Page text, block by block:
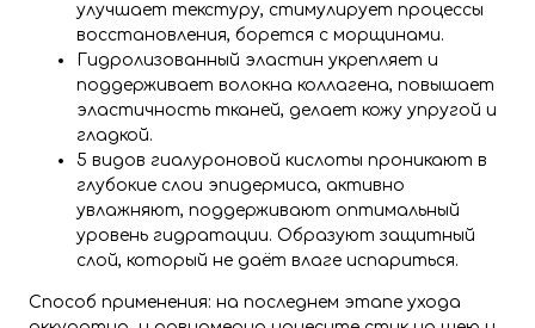
улучшает текстуру, стимулирует процессы
восстановления, борется с морщинами.
Гидролизованный эластин укрепляет и
поддерживает волокна коллагена, повышает
эластичность тканей, делает кожу упругой и
гладкой.
5 видов гиалуроновой кислоты проникают в
глубокие слои эпидермиса, активно
увлажняют, поддерживают оптимальный
уровень гидратации. Образуют защитный
слой, который не даёт влаге испариться.
Способ применения: на последнем этапе ухода